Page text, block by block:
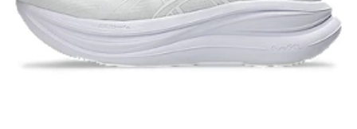
Premium sockliner that provides cushioning performance
and moisture management for a cooler, dryer environment.
Reflective details
Visibility for enhanced nightime and early-morning reflective